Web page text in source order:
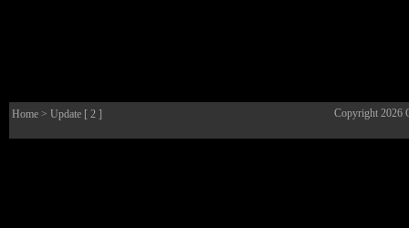
Home > Update [ 2 ] Copyright 2026